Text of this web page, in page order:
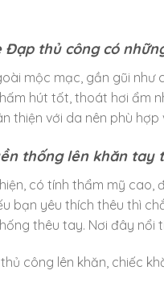
Đạp thủ công có
mộc mạc, gần gũi
hút tốt, thoát hơi ẩm
thiện với da nên phù hợp
thống lên khăn tay
có tính thẩm mỹ cao,
bạn yêu thích thêu thì
thêu tay. Nơi đây
công lên khăn, chiếc